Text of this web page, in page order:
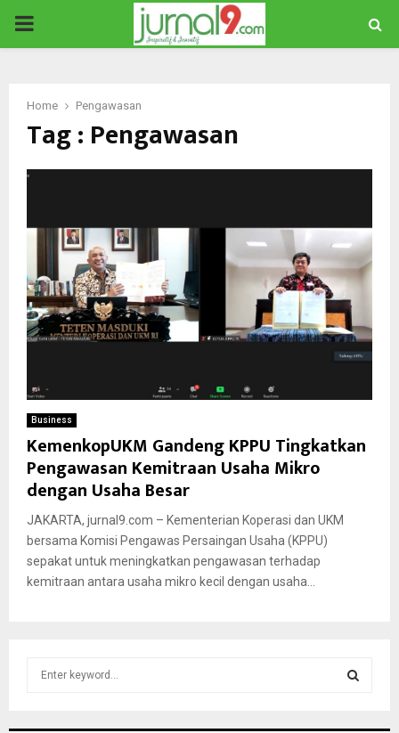
PRIMARY
Home Pengawasan
Tag : Pengawasan
Business
KemenkopUKM Gandeng KPPU Tingkatkan
Pengawasan Kemitraan Usaha Mikro
dengan Usaha Besar
JAKARTA, jurnal9.com – Kementerian Koperasi dan UKM
bersama Komisi Pengawas Persaingan Usaha (KPPU)
sepakat untuk meningkatkan pengawasan terhadap
kemitraan antara usaha mikro kecil dengan usaha...